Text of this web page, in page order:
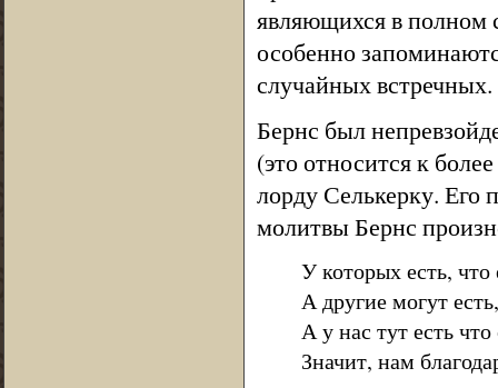
являющихся в полном
особенно
случайных встречных.
Бернс был
(это относится к
лорду Селькерку. Его
молитвы Бернс
У которых есть,
А другие могут
А у нас тут есть
Значит, нам